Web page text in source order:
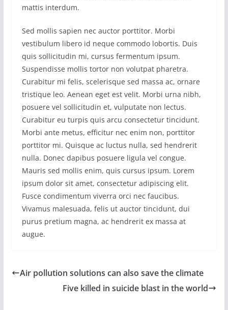
mattis interdum.
Sed mollis sapien nec auctor porttitor. Morbi
vestibulum libero id neque commodo lobortis. Duis
quis sollicitudin mi, cursus fermentum ipsum.
Suspendisse mollis tortor non volutpat pharetra.
Curabitur mi felis, scelerisque sed massa ac, ornare
tristique leo. Aenean eget est velit. Morbi urna nibh,
posuere vel sollicitudin et, vulputate non lectus.
Curabitur eu turpis quis arcu consectetur tincidunt.
Morbi ante metus, efficitur nec enim non, porttitor
porttitor mi. Quisque ac luctus nulla, sed hendrerit
nulla. Donec dapibus posuere ligula vel congue.
Mauris sed mollis enim, quis cursus ipsum. Lorem
ipsum dolor sit amet, consectetur adipiscing elit.
Fusce condimentum viverra orci nec faucibus.
Vivamus malesuada, felis ut auctor tincidunt, dui
purus pretium magna, ac hendrerit ex massa at
augue.
Air pollution solutions can also save the climate
Five killed in suicide blast in the world